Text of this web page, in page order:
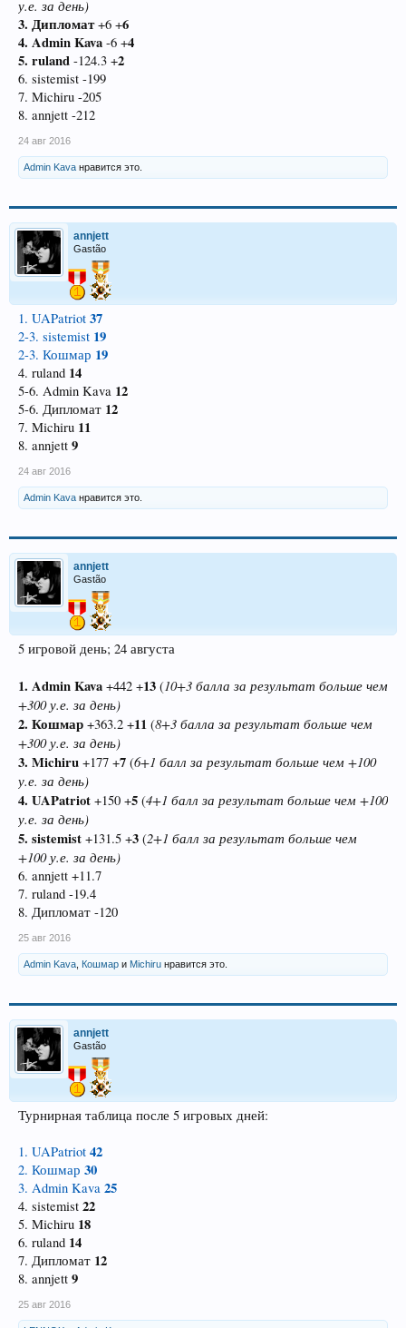
у.е. за день)
3. Дипломат+6 +6
4. Admin Kava -6 +4
5. ruland -124.3 +2
6. sistemist -199
7. Michiru -205
8. annjett -212
24 авг 2016
Admin Kava нравится это.
annjett
Gastão
1. UAPatriot 37
2-3. sistemist 19
2-3. Кошмар 19
4. ruland 14
5-6. Admin Kava 12
5-6. Дипломат 12
7. Michiru 11
8. annjett 9
24 авг 2016
Admin Kava нравится это.
annjett
Gastão
5 игровой день; 24 августа
1. Admin Kava +442 +13 (10+3 балла за результат больше чем
+300 у.е. за день)
2. Кошмар +363.2 +11 (8+3 балла за результат больше чем
+300 у.е. за день)
3. Michiru +177 +7 (6+1 балл за результат больше чем +100
у.е. за день)
4. UAPatriot +150 +5 (4+1 балл за результат больше чем +100
у.е. за день)
5. sistemist +131.5 +3 (2+1 балл за результат больше чем
+100 у.е. за день)
6. annjett +11.7
7. ruland -19.4
8. Дипломат -120
25 авг 2016
Admin Kava Кошмар и Michiru нравится это.
annjett
Gastão
Турнирная таблица после 5 игровых дней:
1. UAPatriot 42
2. Кошмар 30
3. Admin Kava 25
4. sistemist 22
5. Michiru 18
6. ruland 14
7. Дипломат 12
8. annjett 9
25 авг 2016